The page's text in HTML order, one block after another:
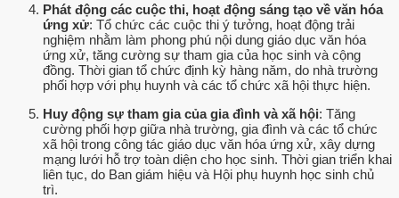
Phát động các cuộc thi, hoạt động sáng tạo về văn hóa
ứng xử: Tổ chức các cuộc thi ý tưởng, hoạt động trải
nghiệm nhằm làm phong phú nội dung giáo dục văn hóa
ứng xử, tăng cường sự tham gia của học sinh và cộng
đồng. Thời gian tổ chức định kỳ hàng năm, do nhà trường
phối hợp với phụ huynh và các tổ chức xã hội thực hiện.
Huy động sự tham gia của gia đình và xã hội: Tăng
cường phối hợp giữa nhà trường, gia đình và các tổ chức
xã hội trong công tác giáo dục văn hóa ứng xử, xây dựng
mạng lưới hỗ trợ toàn diện cho học sinh. Thời gian triển khai
liên tục, do Ban giám hiệu và Hội phụ huynh học sinh chủ
trì.